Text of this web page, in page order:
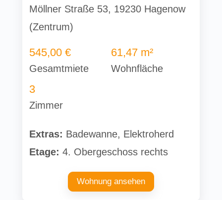
Möllner Straße 53, 19230 Hagenow
(Zentrum)
545,00 €
Gesamtmiete
61,47 m²
Wohnfläche
3
Zimmer
Extras: Badewanne, Elektroherd
Etage: 4. Obergeschoss rechts
Wohnung ansehen